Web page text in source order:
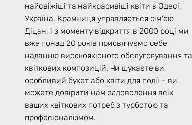
найсвіжіші та найкрасивіші квіти в Одесі,
Україна. Крамниця управляється сім'єю
Діцан, і з моменту відкриття в 2000 році ми
вже понад 20 років присвячуємо себе
наданню високоякісного обслуговування та
квіткових композицій. Чи шукаєте ви
особливий букет або квіти для події – ви
можете довірити нам задоволення всіх
ваших квіткових потреб з турботою та
професіоналізмом.